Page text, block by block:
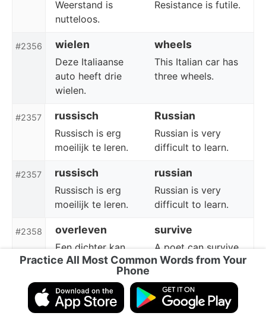
Weerstand is
nutteloos.
Resistance is futile.
#2356 wielen wheels
Deze Italiaanse
auto heeft drie
wielen.
This Italian car has
three wheels.
#2357 russisch Russian
Russisch is erg
moeilijk te leren.
Russian is very
difficult to learn.
#2357 russisch russian
Russisch is erg
moeilijk te leren.
Russian is very
difficult to learn.
#2358 overleven survive
Een dichter kan
alles overleven,
drukfout.
A poet can survive
everything but a
overleven survival
Practice All Most Common Words from Your
Phone